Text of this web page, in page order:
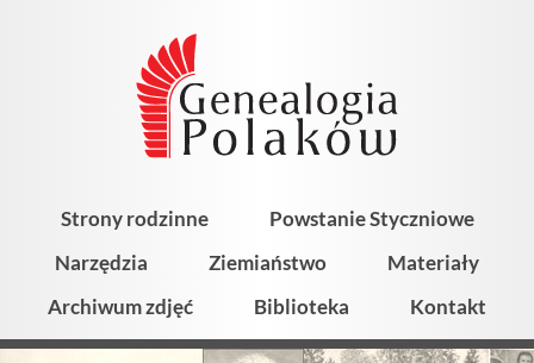
Strony rodzinne
Powstanie Styczniowe
Narzędzia
Ziemiaństwo
Materiały
Archiwum zdjęć
Biblioteka Kontakt